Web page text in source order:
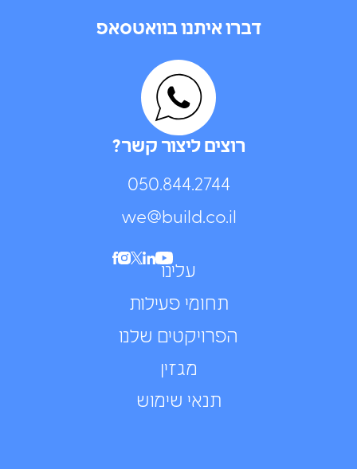
עלינו
תחומי פעילות
הפרויקטים שלנו
מגזין
תנאי שימוש
דברו איתנו בוואטסאפ
רוצים ליצור קשר?
050.844.2744⁩
we@build.co.il